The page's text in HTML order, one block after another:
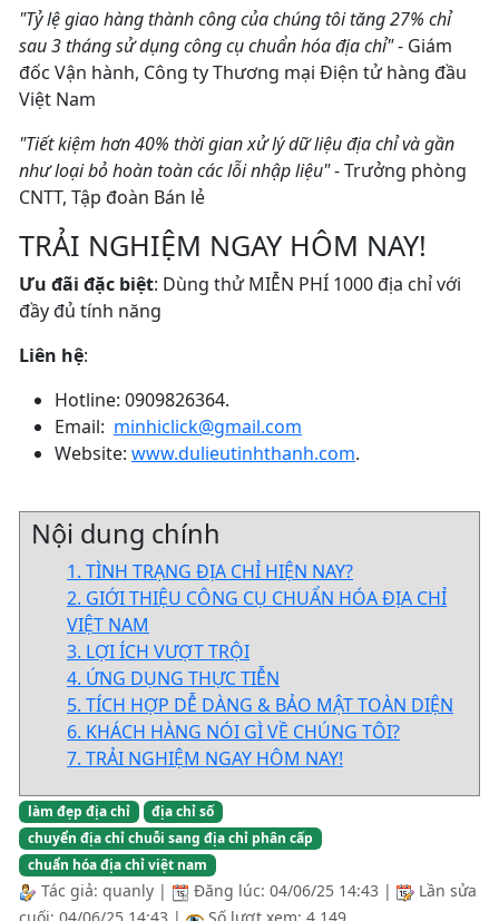
"Tỷ lệ giao hàng thành công của chúng tôi tăng 27% chỉ
sau 3 tháng sử dụng công cụ chuẩn hóa địa chỉ"- Giám
đốc Vận hành, Công ty Thương mại Điện tử hàng đầu
Việt Nam
"Tiết kiệm hơn 40% thời gian xử lý dữ liệu địa chỉ và gần
như loại bỏ hoàn toàn các lỗi nhập liệu"- Trưởng phòng
CNTT, Tập đoàn Bán lẻ
TRẢI NGHIỆM NGAY HÔM NAY!
Ưu đãi đặc biệt: Dùng thử MIỄN PHÍ 1000 địa chỉ với
đầy đủ tính năng
Liên hệ:
Hotline: 0909826364.
Email: minhiclick@gmail.com
Website: www.dulieutinhthanh.com.
Nội dung chính
1. TÌNH TRẠNG ĐỊA CHỈ HIỆN NAY?
2. GIỚI THIỆU CÔNG CỤ CHUẨN HÓA ĐỊA CHỈ
VIỆT NAM
3. LỢI ÍCH VƯỢT TRỘI
4. ỨNG DỤNG THỰC TIỄN
5. TÍCH HỢP DỄ DÀNG & BẢO MẬT TOÀN DIỆN
6. KHÁCH HÀNG NÓI GÌ VỀ CHÚNG TÔI?
7. TRẢI NGHIỆM NGAY HÔM NAY!
làm đẹp địa chỉ
địa chỉ số
chuyển địa chỉ chuỗi sang địa chỉ phân cấp
chuẩn hóa địa chỉ việt nam
Tác giả: quanly | Đăng lúc: 04/06/25 14:43 |
Lần sửa